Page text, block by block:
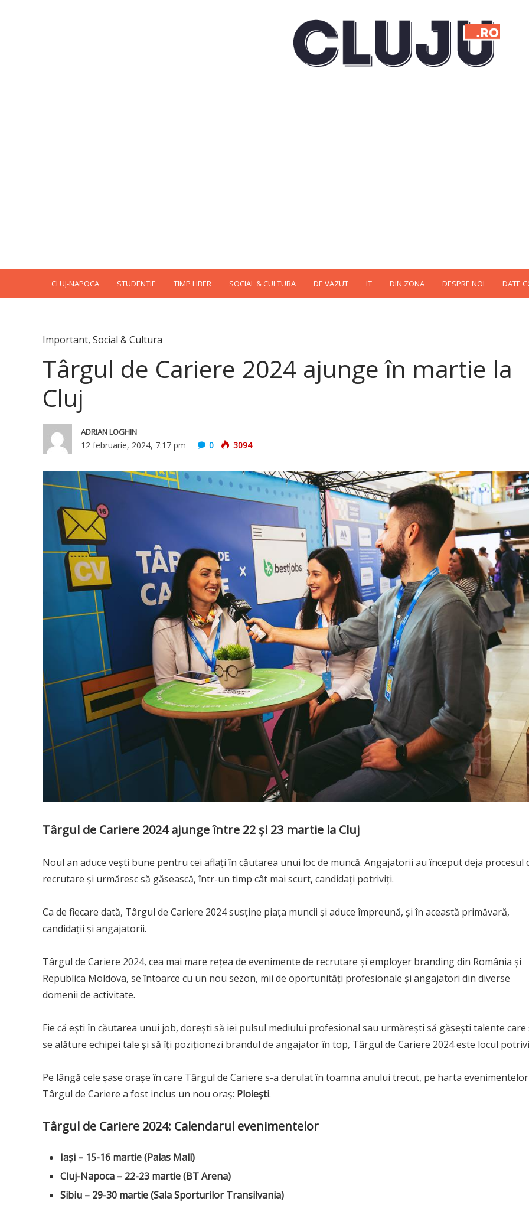
CLUJ-NAPOCA STUDENTIE TIMP LIBER SOCIAL & CULTURA DE VAZUT IT DIN ZONA DESPRE NOI DATE
Important, Social & Cultura
Târgul de Cariere 2024 ajunge în martie la
Cluj
ADRIAN LOGHIN
12 februarie, 2024, 7:17 pm 0 3094
Târgul de Cariere 2024 ajunge între 22 și 23 martie la Cluj
Noul an aduce vești bune pentru cei aflați în căutarea unui loc de muncă. Angajatorii au început deja procesul
recrutare și urmăresc să găsească, într-un timp cât mai scurt, candidați potriviți.
Ca de fiecare dată, Târgul de Cariere 2024 susține piața muncii și aduce împreună, și în această primăvară,
candidații și angajatorii.
Târgul de Cariere 2024, cea mai mare rețea de evenimente de recrutare și employer branding din România și
Republica Moldova, se întoarce cu un nou sezon, mii de oportunități profesionale și angajatori din diverse
domenii de activitate.
Fie că ești în căutarea unui job, dorești să iei pulsul mediului profesional sau urmărești să găsești talente care
se alăture echipei tale și să îți poziționezi brandul de angajator în top, Târgul de Cariere 2024 este locul
Pe lângă cele șase orașe în care Târgul de Cariere s-a derulat în toamna anului trecut, pe harta evenimentelor
Târgul de Cariere a fost inclus un nou oraș: Ploiești.
Târgul de Cariere 2024: Calendarul evenimentelor
Iași – 15-16 martie (Palas Mall)
Cluj-Napoca – 22-23 martie (BT Arena)
Sibiu – 29-30 martie (Sala Sporturilor Transilvania)